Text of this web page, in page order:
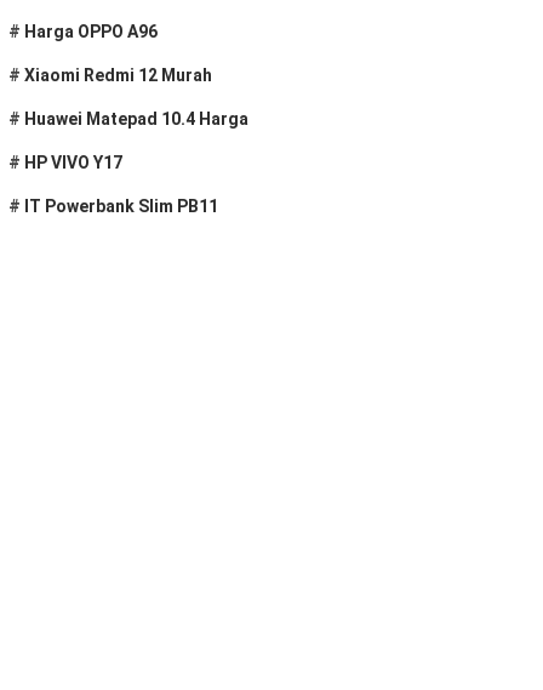
# Harga OPPO A96
# Xiaomi Redmi 12 Murah
# Huawei Matepad 10.4 Harga
# HP VIVO Y17
# IT Powerbank Slim PB11